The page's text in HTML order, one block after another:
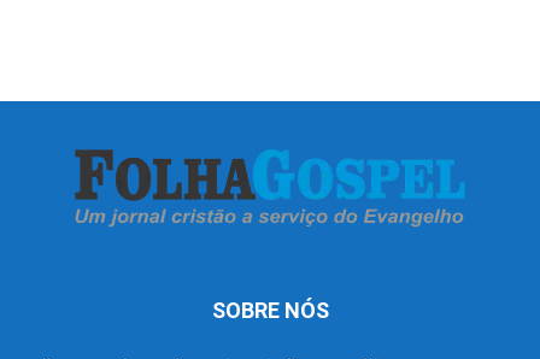
SOBRE NÓS